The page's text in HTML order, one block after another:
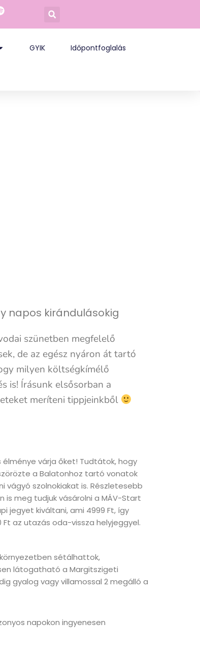
GYIK Időpontfoglalás
napos kirándulásokig
szünetben megfelelő
de az egész nyáron át tartó
milyen költségkímélő
is! Írásunk elsősorban a
meríteni tippjeinkből
várja őket! Tudtátok, hogy
a Balatonhoz tartó vonatok
vágyó szolnokiakat is. Részletesebb
is meg tudjuk vásárolni a MÁV-Start
jegyet kiváltani, ami 4999 Ft, így
Ft az utazás oda-vissza helyjeggyel.
sétálhattok,
látogatható a Margitszigeti
gyalog vagy villamossal 2 megálló a
napokon ingyenesen